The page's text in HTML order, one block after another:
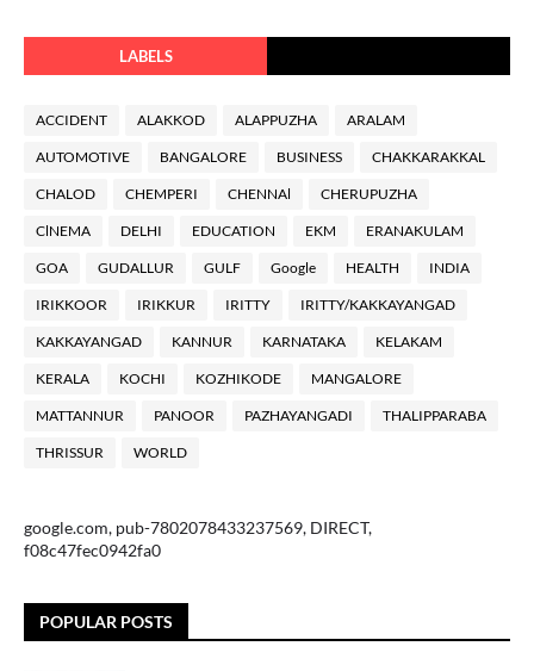
LABELS
ACCIDENT ALAKKOD ALAPPUZHA ARALAM
AUTOMOTIVE BANGALORE BUSINESS CHAKKARAKKAL
CHALOD CHEMPERI CHENNAl CHERUPUZHA
ClNEMA DELHI EDUCATION EKM ERANAKULAM
GOA GUDALLUR GULF Google HEALTH INDIA
IRIKKOOR IRIKKUR IRITTY IRITTY/KAKKAYANGAD
KAKKAYANGAD KANNUR KARNATAKA KELAKAM
KERALA KOCHI KOZHIKODE MANGALORE
MATTANNUR PANOOR PAZHAYANGADI THALIPPARABA
THRISSUR WORLD
google.com, pub-7802078433237569, DIRECT,
f08c47fec0942fa0
POPULAR POSTS